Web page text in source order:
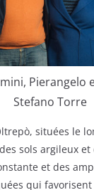
Pierangelo
Stefano Torre
situées le
sols argileux et
et des
qui